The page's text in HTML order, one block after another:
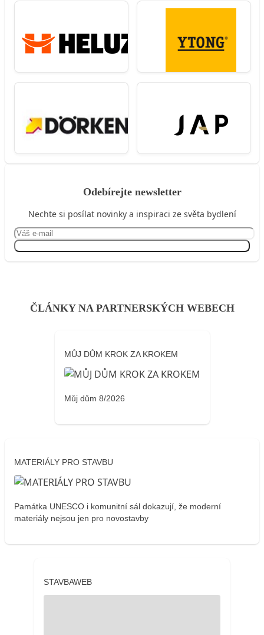
Odebírejte newsletter
Nechte si posílat novinky a inspiraci ze světa bydlení
ČLÁNKY NA PARTNERSKÝCH WEBECH
MŮJ DŮM KROK ZA KROKEM
Můj dům 8/2026
MATERIÁLY PRO STAVBU
Památka UNESCO i komunitní sál dokazují, že moderní
materiály nejsou jen pro novostavby
STAVBAWEB